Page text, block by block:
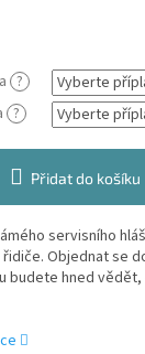
?
?
Přidat do košíku
servisního
Objednat se
budete hned